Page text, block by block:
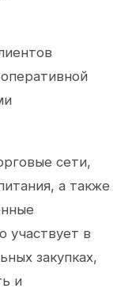
сети,
а также
участвует в
закупках,
и